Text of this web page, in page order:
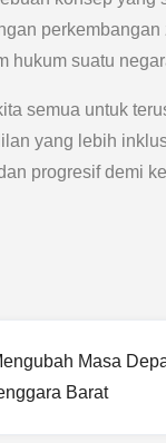
hukum suatu
semua untuk
yang lebih
progresif demi
Masa
Barat